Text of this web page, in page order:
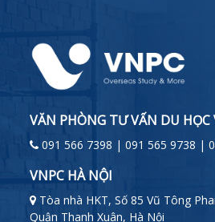
VĂN PHÒNG TƯ VẤN DU HỌC
091 566 7398 | 091 565 9738 |
VNPC HÀ NỘI
Tòa nhà HKT, Số 85 Vũ Tông
Quận Thanh Xuân, Hà Nội